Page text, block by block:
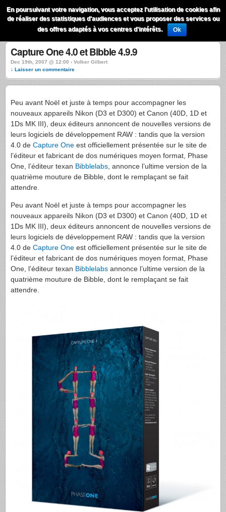
QuestionsPhoto Menu
Capture One 4.0 et Bibble 4.9.9
Dec 19th, 2007 @ 12:00 › Volker Gilbert
↓ Laisser un commentaire
Peu avant Noël et juste à temps pour accompagner les
nouveaux appareils Nikon (D3 et D300) et Canon (40D, 1D et
1Ds MK III), deux éditeurs annoncent de nouvelles versions de
leurs logiciels de développement RAW : tandis que la version
4.0 de Capture One est officiellement présentée sur le site de
l’éditeur et fabricant de dos numériques moyen format, Phase
One, l’éditeur texan Bibblelabs , annonce l’ultime version de la
quatrième mouture de Bibble, dont le remplaçant se fait
attendre.
Peu avant Noël et juste à temps pour accompagner les
nouveaux appareils Nikon (D3 et D300) et Canon (40D, 1D et
1Ds MK III), deux éditeurs annoncent de nouvelles versions de
leurs logiciels de développement RAW : tandis que la version
4.0 de Capture One est officiellement présentée sur le site de
l’éditeur et fabricant de dos numériques moyen format, Phase
One, l’éditeur texan Bibblelabs annonce l’ultime version de la
quatrième mouture de Bibble, dont le remplaçant se fait
attendre.
En poursuivant votre navigation, vous acceptez l'utilisation de cookies afin
de réaliser des statistiques d'audiences et vous proposer des services ou
des offres adaptés à vos centres d'intérêts.
Ok